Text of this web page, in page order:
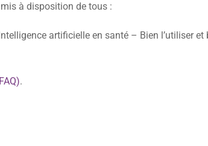
à disposition de tous :
artificielle en santé – Bien l’utiliser et
.